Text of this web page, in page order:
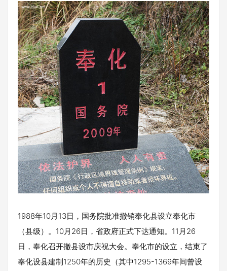
1988年10月13日，国务院批准撤销奉化县设立奉化市
（县级）。10月26日，省政府正式下达通知。11月26
日，奉化召开撤县设市庆祝大会。奉化市的设立，结束了
奉化设县建制1250年的历史（其中1295-1369年间曾设